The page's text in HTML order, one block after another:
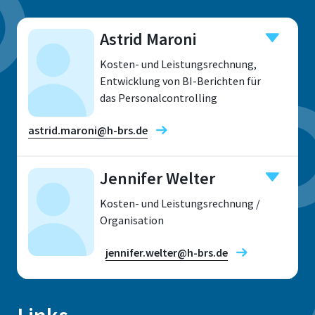
Astrid Maroni
Kosten- und Leistungsrechnung,
Entwicklung von BI-Berichten für
das Personalcontrolling
astrid.maroni@h-brs.de
Standort
Sankt Augustin
Jennifer Welter
Kosten- und Leistungsrechnung /
Organisation
jennifer.welter@h-brs.de